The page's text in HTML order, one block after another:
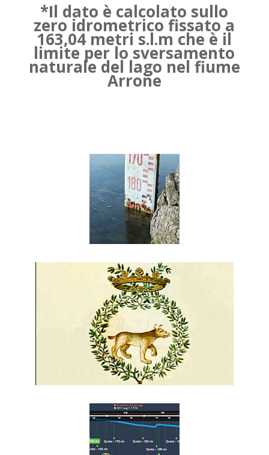
*Il dato è calcolato sullo
zero idrometrico fissato a
163,04 metri s.l.m che è il
limite per lo sversamento
naturale del lago nel fiume
Arrone